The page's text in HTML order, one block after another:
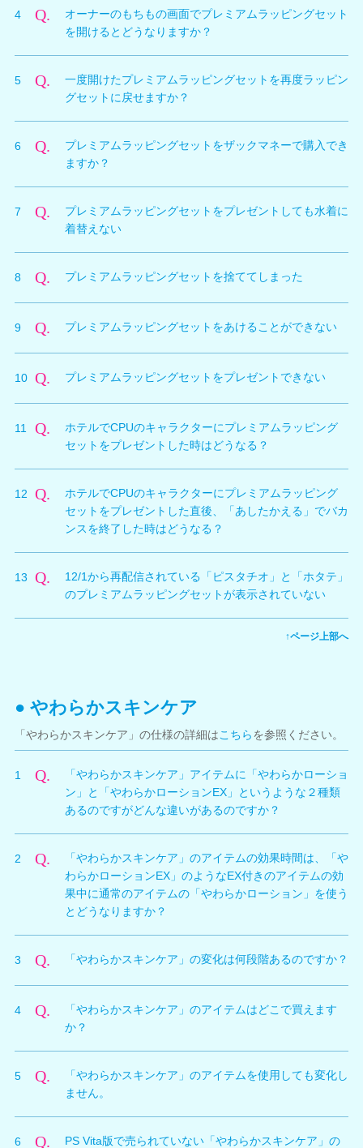
から「ビスケットI」までの全9種類の水着がラッピング
されている状態になります。
9種類（A～I）すべてを渡すことができます。生着替え
演出では水着セットの中からランダムで1着に着替えま
4 Q.
オーナーのもちもの画面でプレミアムラッピングセット
を開けるとどうなりますか？
態でもちもの画面に展開されます。
5 Q.
一度開けたプレミアムラッピングセットを再度ラッピン
グセットに戻せますか？
態に戻すことはできません。
6 Q.
プレミアムラッピングセットをザックマネーで購入でき
ますか？
の交換となります。ザックマネーでは購入できません。
7 Q.
プレミアムラッピングセットをプレゼントしても水着に
着替えない
ご確認ください。
8 Q. プレミアムラッピングセットを捨ててしまった
度捨てたアイテムについては返金などの補償いたしかね
9 Q. プレミアムラッピングセットをあけることができない
けることができません。
いる
※上記のような場合は、オーナーのもちもの画面で、ア
イテムを捨てるなどして8枠以上のアイテム欄を確保し
10 Q. プレミアムラッピングセットをプレゼントできない
レゼントすることができません。
・渡すキャラクターのアイテム所持数が上限に達してい
になっている
※渡すキャラクターのもちもの画面で、アイテムを捨て
るなどして9枠以上のアイテム欄を確保する必要があり
ます。
11 Q.
ホテルでCPUのキャラクターにプレミアムラッピング
セットをプレゼントした時はどうなる？
に入ります。
12 Q.
ホテルでCPUのキャラクターにプレミアムラッピング
セットをプレゼントした直後、「あしたかえる」でバカ
ンスを終了した時はどうなる？
取ってもらえるため、プレゼントしたキャラクターのも
ちものに入ります。
13 Q.
12/1から再配信されている「ピスタチオ」と「ホタテ」
のプレミアムラッピングセットが表示されていない
↑ページ上部へ
● やわらかスキンケア
「やわらかスキンケア」の仕様の詳細はこちらを参照ください。
1 Q.
「やわらかスキンケア」アイテムに「やわらかローショ
ン」と「やわらかローションEX」というような２種類
あるのですがどんな違いがあるのですか？
ムで共通となります。（対象箇所の効果を１段階変化さ
せます。） 効果時間において違いがあり、通常のアイ
テムは使用した時間帯含めて４回分の効果が持続し、
EX付きのアイテムは使用した時間帯から永続で効果が
果が持続し、３日目の昼になると効果が終了します。
周回をまたいでも効果は持続し、EX付きは永続なので
効果が持続し、通常のアイテムは、前の周回から効果時
間を引き継いだ残りの回数分だけ持続します。
2 Q.
「やわらかスキンケア」のアイテムの効果時間は、「や
わらかローションEX」のようなEX付きのアイテムの効
果中に通常のアイテムの「やわらかローション」を使う
とどうなりますか？
されます。
動すると効果が終了します。
3 Q. 「やわらかスキンケア」の変化は何段階あるのですか？
かたくなる方のそれぞれ項目ごとに３段階の変化をさせ
ることができます。（全部で７段階となります。）
4 Q.
「やわらかスキンケア」のアイテムはどこで買えます
か？
す。（Ver1.07の追加より新しくタブが設けられていま
す。）
5 Q.
「やわらかスキンケア」のアイテムを使用しても変化し
ません。
「わくわくレベル」を２以上にする必要があります。
6 Q. PS Vita版で売られていない「やわらかスキンケア」の